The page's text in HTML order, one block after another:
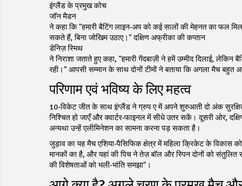
इंग्लैंड के प्रमुख कोच
जॉन मैडन
ने कहा कि "हमारी बैटिंग लाइन‑अप को कई सालों की मेहनत का फल
सकते हैं, बिना जोखिम उठाए।" दक्षिण अफ्रीका की कप्तान
डेनिज़ स्मिथ
ने निराशा जताते हुए कहा, "हमारी गेंदबाज़ी ने हमें उम्मीद दिलाई,
रही।" आपसी सम्मान के साथ दोनों टीमों ने बताया कि अगला मैच बहुत
परिणाम एवं भविष्य के लिए महत्व
10‑विकेट जीत के साथ इंग्लैंड ने ग्रुप ए में अपने शुरुआती दो अंक
निश्चित हो जाएँ और क्वार्टर‑फाइनल में सीधे उतर सकें। दूसरी ओर,
अन्यथा उन्हें एलीमिनेशन का सामना करना पड़ सकता है।
जुड़ाव का यह मैच एशिया‑पैसिफिक क्षेत्र में महिला क्रिकेट के विकास को
मानकों का है, और यहां की पिच ने तेज़ बॉल और स्पिन दोनों को
की विशेषताओं को भली‑भांति समझा"।